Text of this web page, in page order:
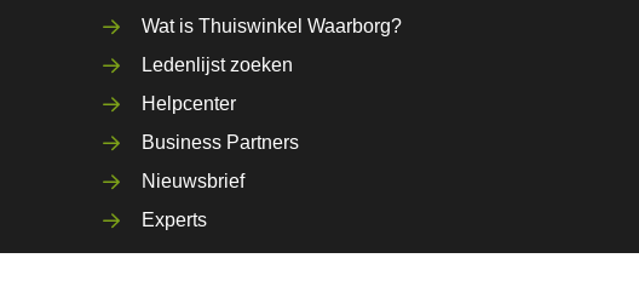
Wat is Thuiswinkel Waarborg?
Ledenlijst zoeken
Helpcenter
Business Partners
Nieuwsbrief
Experts